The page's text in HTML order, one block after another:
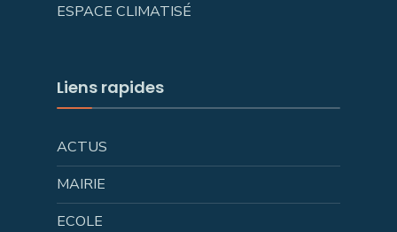
ESPACE CLIMATISÉ
Liens rapides
ACTUS
MAIRIE
ECOLE